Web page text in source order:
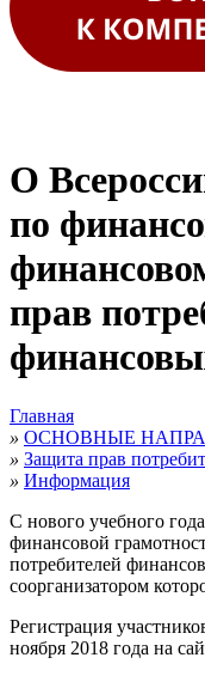
О
по
прав
Главная
» ОСНОВНЫЕ
» Защита прав
» Информация
С нового учебного
финансовой
потребителей
соорганизатором
Регистрация
ноября 2018 года на